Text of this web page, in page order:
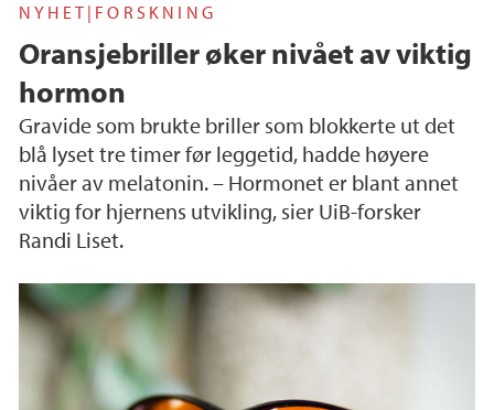
NYHET|FORSKNING
Oransjebriller øker nivået av viktig
hormon
Gravide som brukte briller som blokkerte ut det
blå lyset tre timer før leggetid, hadde høyere
nivåer av melatonin. – Hormonet er blant annet
viktig for hjernens utvikling, sier UiB-forsker
Randi Liset.